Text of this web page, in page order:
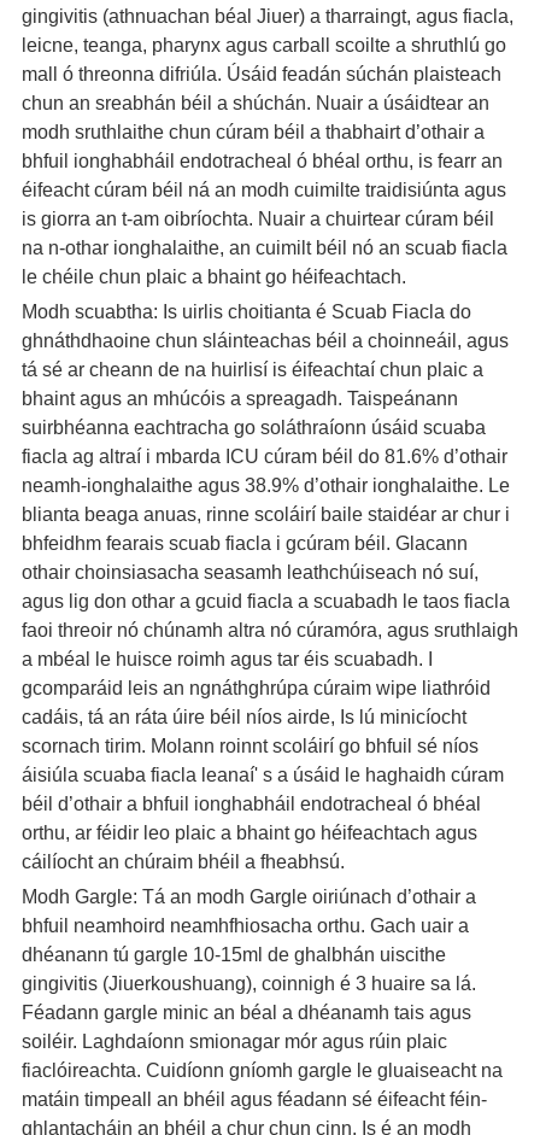
gingivitis (athnuachan béal Jiuer) a tharraingt, agus fiacla,
leicne, teanga, pharynx agus carball scoilte a shruthlú go
mall ó threonna difriúla. Úsáid feadán súchán plaisteach
chun an sreabhán béil a shúchán. Nuair a úsáidtear an
modh sruthlaithe chun cúram béil a thabhairt d’othair a
bhfuil ionghabháil endotracheal ó bhéal orthu, is fearr an
éifeacht cúram béil ná an modh cuimilte traidisiúnta agus
is giorra an t-am oibríochta. Nuair a chuirtear cúram béil
na n-othar ionghalaithe, an cuimilt béil nó an scuab fiacla
le chéile chun plaic a bhaint go héifeachtach.
Modh scuabtha: Is uirlis choitianta é Scuab Fiacla do
ghnáthdhaoine chun sláinteachas béil a choinneáil, agus
tá sé ar cheann de na huirlisí is éifeachtaí chun plaic a
bhaint agus an mhúcóis a spreagadh. Taispeánann
suirbhéanna eachtracha go soláthraíonn úsáid scuaba
fiacla ag altraí i mbarda ICU cúram béil do 81.6% d’othair
neamh-ionghalaithe agus 38.9% d’othair ionghalaithe. Le
blianta beaga anuas, rinne scoláirí baile staidéar ar chur i
bhfeidhm fearais scuab fiacla i gcúram béil. Glacann
othair choinsiasacha seasamh leathchúiseach nó suí,
agus lig don othar a gcuid fiacla a scuabadh le taos fiacla
faoi threoir nó chúnamh altra nó cúramóra, agus sruthlaigh
a mbéal le huisce roimh agus tar éis scuabadh. I
gcomparáid leis an ngnáthghrúpa cúraim wipe liathróid
cadáis, tá an ráta úire béil níos airde, Is lú minicíocht
scornach tirim. Molann roinnt scoláirí go bhfuil sé níos
áisiúla scuaba fiacla leanaí' s a úsáid le haghaidh cúram
béil d’othair a bhfuil ionghabháil endotracheal ó bhéal
orthu, ar féidir leo plaic a bhaint go héifeachtach agus
cáilíocht an chúraim bhéil a fheabhsú.
Modh Gargle: Tá an modh Gargle oiriúnach d’othair a
bhfuil neamhoird neamhfhiosacha orthu. Gach uair a
dhéanann tú gargle 10-15ml de ghalbhán uiscithe
gingivitis (Jiuerkoushuang), coinnigh é 3 huaire sa lá.
Féadann gargle minic an béal a dhéanamh tais agus
soiléir. Laghdaíonn smionagar mór agus rúin plaic
fiaclóireachta. Cuidíonn gníomh gargle le gluaiseacht na
matáin timpeall an bhéil agus féadann sé éifeacht féin-
ghlantacháin an bhéil a chur chun cinn. Is é an modh